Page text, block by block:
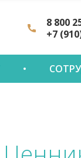
8 800
+7